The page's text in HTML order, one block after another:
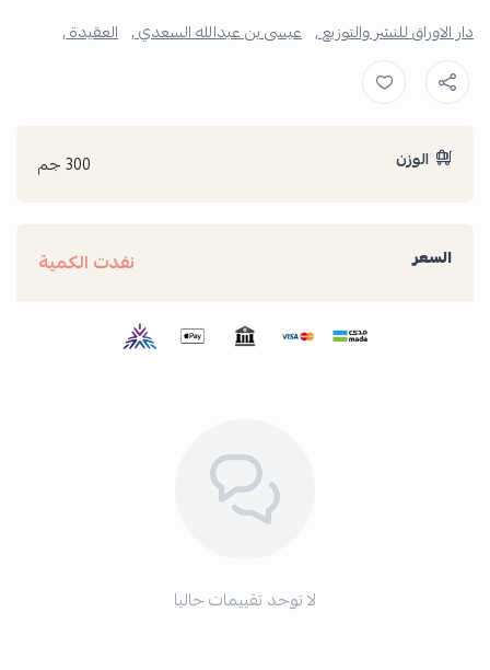
دار الاوراق للنشر والتوزيع , عيسى بن عبدالله السعدي , العقيدة ,
الوزن 300 جم
السعر نفدت الكمية
لا توجد تقييمات حاليا